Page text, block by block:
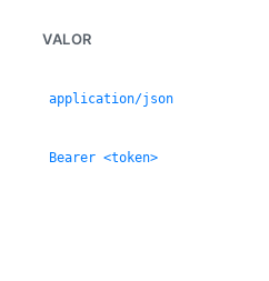
VALOR
application/json
Bearer <token>